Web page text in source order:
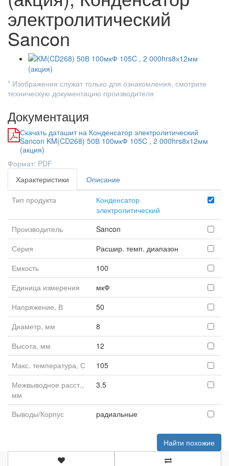
электролитический
Sancon
* Изображения служат только для ознакомления, смотрите
техническую документацию производителя
Документация
Скачать даташит на Конденсатор электролитический
Sancon KM(CD268) 50В 100мкФ 105C , 2 000hrs8х12мм
(акция)
Формат: PDF
Характеристики
Описание
Тип продукта
Конденсатор
электролитический
Производитель
Sancon
Серия
Расшир. темп. диапазон
Емкость
100
Единица измерения
мкФ
Напряжение, В
50
Диаметр, мм
8
Высота, мм
12
Макс. температура, С
105
Межвыводное расст.,
мм
3.5
Выводы/Корпус радиальные
Найти похожие